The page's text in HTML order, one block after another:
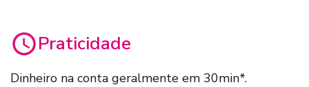
Praticidade
Dinheiro na conta geralmente em 30min*.